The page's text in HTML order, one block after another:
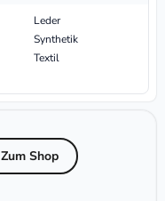
Leder
Synthetik
Textil
Zum Shop